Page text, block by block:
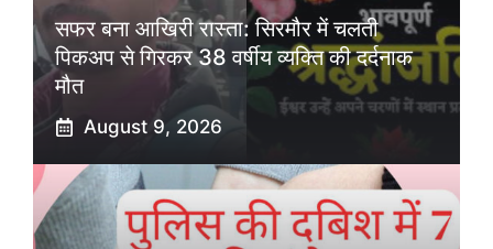
सफर बना आखिरी रास्ता: सिरमौर में चलती
पिकअप से गिरकर 38 वर्षीय व्यक्ति की दर्दनाक
मौत
August 9, 2026